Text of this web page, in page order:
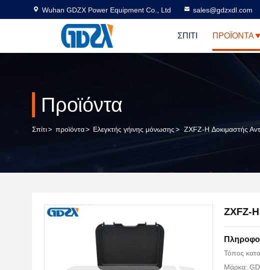
Wuhan GDZX Power Equipment Co., Ltd sales@gdzxdl.com
ΣΠΊΤΙ ΠΡΟΪΌΝΤΑ
Προϊόντα
Σπίτι> προϊόντα> Ελεγκτής γήινης μόνωσης> ZXFZ-H Δοκιμαστής
ZXFZ-
Τόπος
Μάρκα: